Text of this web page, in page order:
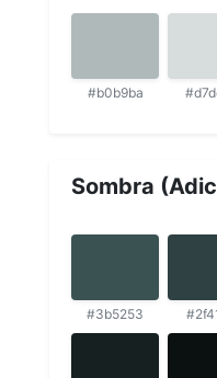
#b0b9ba
Sombra
#3b5253